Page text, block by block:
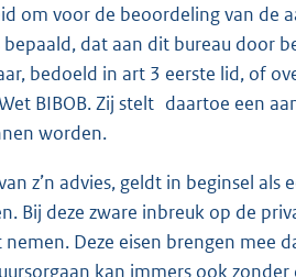
om voor de beoordeling van de
dat aan dit bureau door
bedoeld in art 3 eerste lid, of
BIBOB. Zij stelt daartoe een
worden.
z’n advies, geldt in beginsel
Bij deze zware inbreuk op de
Deze eisen brengen mee
kan immers ook